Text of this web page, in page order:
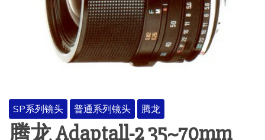
SP系列镜头 普通系列镜头 腾龙
腾龙 Adaptall-2 35~70mm